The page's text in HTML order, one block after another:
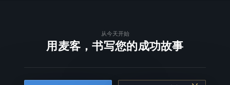
从今天开始
用麦客，书写您的成功故事